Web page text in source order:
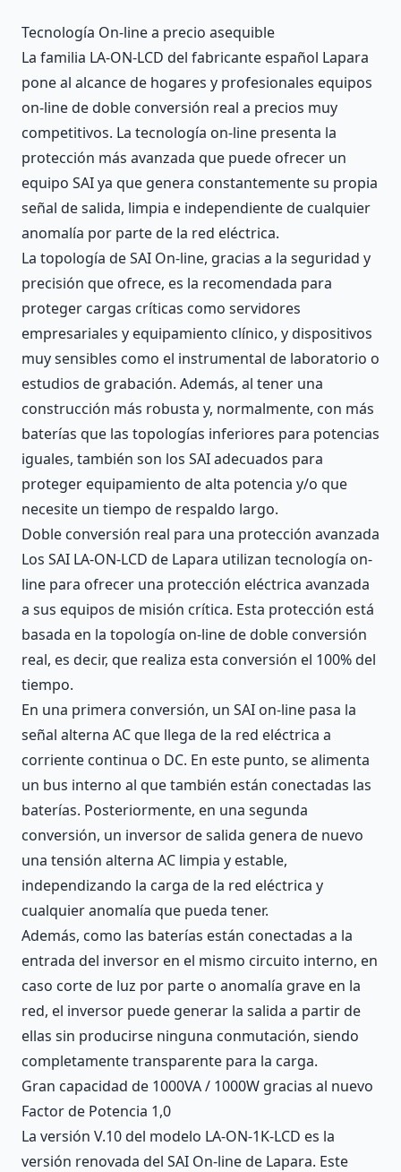
Tecnología On-line a precio asequible
La familia LA-ON-LCD del fabricante español Lapara
pone al alcance de hogares y profesionales equipos
on-line de doble conversión real a precios muy
competitivos. La tecnología on-line presenta la
protección más avanzada que puede ofrecer un
equipo SAI ya que genera constantemente su propia
señal de salida, limpia e independiente de cualquier
anomalía por parte de la red eléctrica.
La topología de SAI On-line, gracias a la seguridad y
precisión que ofrece, es la recomendada para
proteger cargas críticas como servidores
empresariales y equipamiento clínico, y dispositivos
muy sensibles como el instrumental de laboratorio o
estudios de grabación. Además, al tener una
construcción más robusta y, normalmente, con más
baterías que las topologías inferiores para potencias
iguales, también son los SAI adecuados para
proteger equipamiento de alta potencia y/o que
necesite un tiempo de respaldo largo.
Doble conversión real para una protección avanzada
Los SAI LA-ON-LCD de Lapara utilizan tecnología on-
line para ofrecer una protección eléctrica avanzada
a sus equipos de misión crítica. Esta protección está
basada en la topología on-line de doble conversión
real, es decir, que realiza esta conversión el 100% del
tiempo.
En una primera conversión, un SAI on-line pasa la
señal alterna AC que llega de la red eléctrica a
corriente continua o DC. En este punto, se alimenta
un bus interno al que también están conectadas las
baterías. Posteriormente, en una segunda
conversión, un inversor de salida genera de nuevo
una tensión alterna AC limpia y estable,
independizando la carga de la red eléctrica y
cualquier anomalía que pueda tener.
Además, como las baterías están conectadas a la
entrada del inversor en el mismo circuito interno, en
caso corte de luz por parte o anomalía grave en la
red, el inversor puede generar la salida a partir de
ellas sin producirse ninguna conmutación, siendo
completamente transparente para la carga.
Gran capacidad de 1000VA / 1000W gracias al nuevo
Factor de Potencia 1,0
La versión V.10 del modelo LA-ON-1K-LCD es la
versión renovada del SAI On-line de Lapara. Este